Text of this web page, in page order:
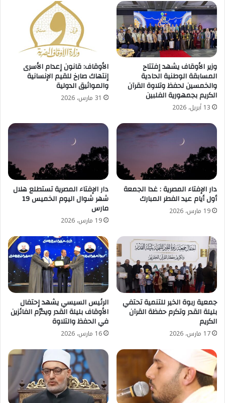
وزير الأوقاف يشهد إفتتاح
المسابقة الوطنية الحادية
والخمسين لحفظ وتلاوة القرآن
الكريم بجمهورية الفلبين
13 أبريل، 2026
الأوقاف: قانون إعدام الأسرى
إنتهاك صارخ للقيم الإنسانية
والمواثيق الدولية
31 مارس، 2026
دار الإفتاء المصرية : غدا الجمعة
أول أيام عيد الفطر المبارك
19 مارس، 2026
دار الإفتاء المصرية تستطلع هلال
شهر شوال اليوم الخميس 19
مارس
19 مارس، 2026
جمعية ربوة الخير للتنمية تحتفي
بليلة القدر وتكرم حفظة القرآن
الكريم
17 مارس، 2026
الرئيس السيسي يشهد إحتفال
الأوقاف بليلة القدر ويكرّم الفائزين
في الحفظ والتلاوة
16 مارس، 2026